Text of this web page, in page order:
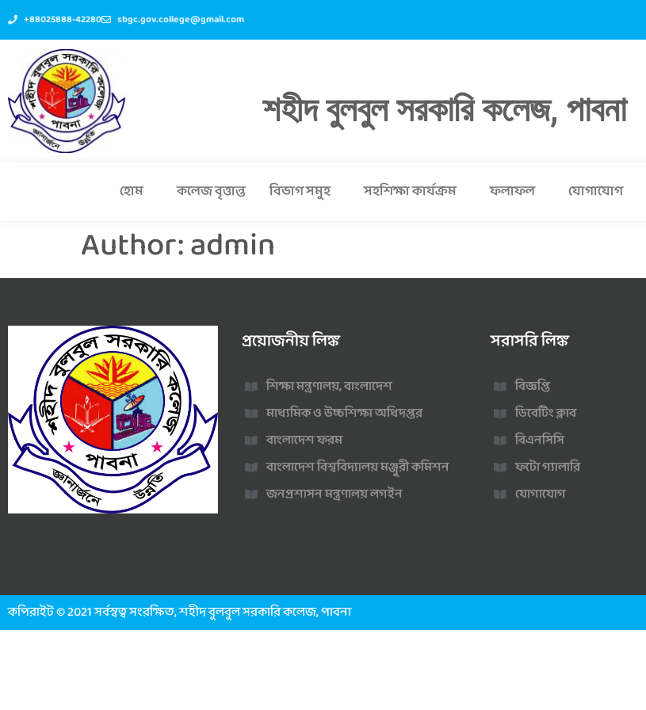
+88025888-42280 sbgc.gov.college@gmail.com
শহীদ বুলবুল সরকারি কলেজ, পাবনা
হোম কলেজ বৃত্তান্ত বিভাগ সমুহ সহশিক্ষা কার্যক্রম ফলাফল যোগাযোগ
Author:admin
প্রয়োজনীয় লিঙ্ক
শিক্ষা মন্ত্রণালয়, বাংলাদেশ
মাধ্যমিক ও উচ্চশিক্ষা অধিদপ্তর
বাংলাদেশ ফরম
বাংলাদেশ বিশ্ববিদ্যালয় মঞ্জুরী কমিশন
জনপ্রশাসন মন্ত্রণালয় লগইন
সরাসরি লিঙ্ক
বিজ্ঞপ্তি
ডিবেটিং ক্লাব
বিএনসিসি
ফটো গ্যালারি
যোগাযোগ
কপিরাইট © 2021 সর্বস্বত্ব সংরক্ষিত, শহীদ বুলবুল সরকারি কলেজ, পাবনা